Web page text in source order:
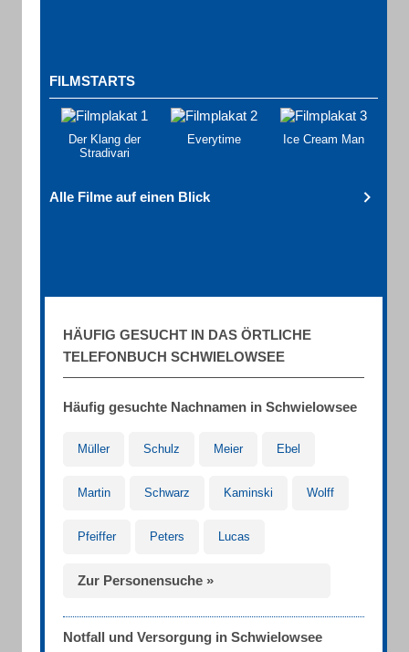
FILMSTARTS
Der Klang der
Stradivari
Everytime Ice Cream Man
Alle Filme auf einen Blick
HÄUFIG GESUCHT IN DAS ÖRTLICHE
TELEFONBUCH SCHWIELOWSEE
Häufig gesuchte Nachnamen in Schwielowsee
Müller Schulz Meier Ebel
Martin Schwarz Kaminski Wolff
Pfeiffer Peters Lucas
Zur Personensuche »
Notfall und Versorgung in Schwielowsee